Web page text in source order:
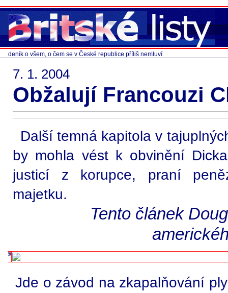
deník o všem, o čem se v České republice příliš nemluví
7. 1. 2004
Obžalují Francouzi
Další temná kapitola v
by mohla vést k obvinění
justicí z korupce, praní
majetku.
Tento článek
Jde o závod na zkapalňování